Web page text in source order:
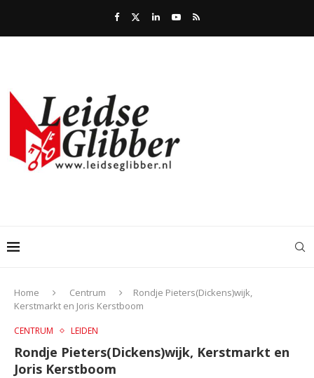
Home Centrum
Rondje Pieters(Dickens)wijk,
Kerstmarkt en Joris Kerstboom
CENTRUM LEIDEN
Rondje Pieters(Dickens)wijk, Kerstmarkt en
Joris Kerstboom